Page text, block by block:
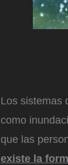
Los sistemas
como
que las
existe la